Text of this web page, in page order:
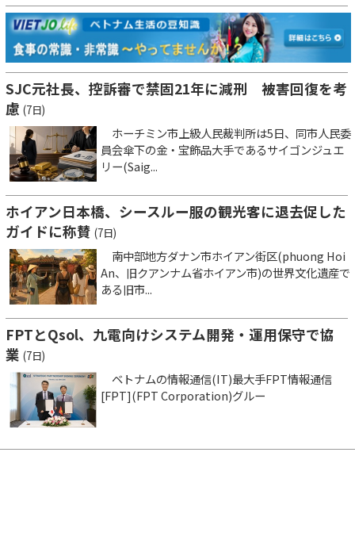
SJC元社長、控訴審で禁固21年に減刑 被害回復を考
慮 (7日)
ホーチミン市上級人民裁判所は5日、同市人民委
員会傘下の金・宝飾品大手であるサイゴンジュエ
リー(Saig...
ホイアン日本橋、シースルー服の観光客に退去促した
ガイドに称賛 (7日)
南中部地方ダナン市ホイアン街区(phuong Hoi
An、旧クアンナム省ホイアン市)の世界文化遺産で
ある旧市...
FPTとQsol、九電向けシステム開発・運用保守で協
業 (7日)
ベトナムの情報通信(IT)最大手FPT情報通信
[FPT](FPT Corporation)グルー